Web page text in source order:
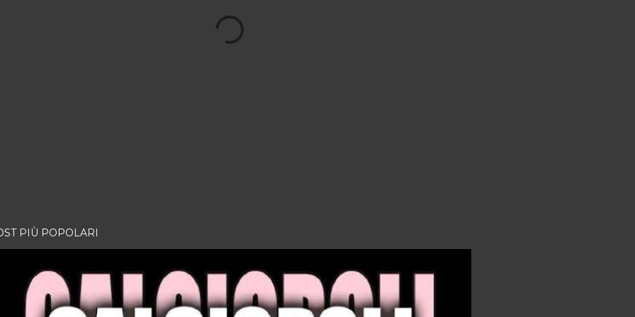
PIÙ POPOLARI